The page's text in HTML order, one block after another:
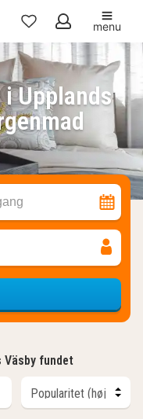
Mine
favoritter
menu
Upplands
Väsby fundet